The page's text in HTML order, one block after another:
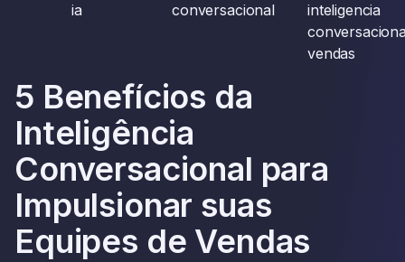
ia
conversacional
inteligencia
vendas
5 Benefícios da
Inteligência
Conversacional para
Impulsionar suas
Equipes de Vendas